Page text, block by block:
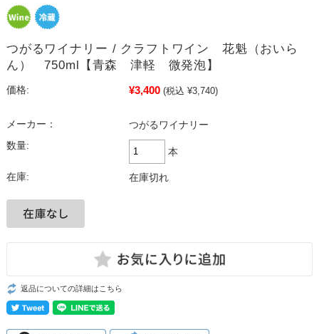
つがるワイナリー / クラフトワイン 花魁（おいら
ん） 750ml【青森 津軽 微発泡】
価格: ¥3,400 (税込 ¥3,740)
メーカー：
つがるワイナリー
数量:
本
在庫: 在庫切れ
返品についての詳細はこちら